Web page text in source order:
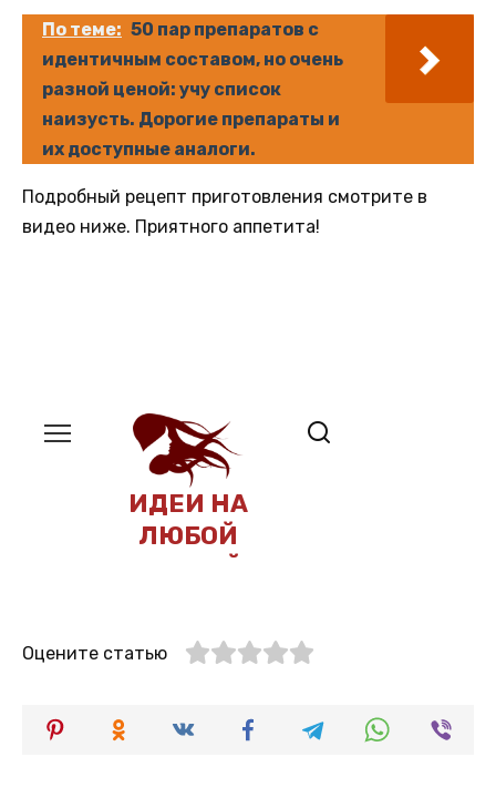
По теме: 50 пар препаратов с
идентичным составом, но очень
разной ценой: учу список
наизусть. Дорогие препараты и
их доступные аналоги.
Подробный рецепт приготовления смотрите в
видео ниже. Приятного аппетита!
Оцените статью